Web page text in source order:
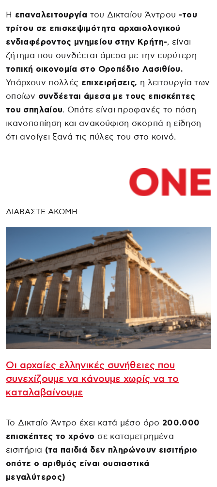
Η επαναλειτουργία του Δικταίου Άντρου -του
τρίτου σε επισκεψιμότητα αρχαιολογικού
ενδιαφέροντος μνημείου στην Κρήτη-, είναι
ζήτημα που συνδέεται άμεσα με την ευρύτερη
τοπική οικονομία στο Οροπέδιο Λασιθίου.
Υπάρχουν πολλές επιχειρήσεις, η λειτουργία των
οποίων συνδέεται άμεσα με τους επισκέπτες
του σπηλαίου. Οπότε είναι προφανές το πόση
ικανοποπίηση και ανακούφιση σκορπά η είδηση
ότι ανοίγει ξανά τις πύλες του στο κοινό.
ΔΙΑΒΑΣΤΕ ΑΚΟΜΗ
Οι αρχαίες ελληνικές συνήθειες που
συνεχίζουμε να κάνουμε χωρίς να το
καταλαβαίνουμε
Το Δικταίο Άντρο έχει κατά μέσο όρο 200.000
επισκέπτες το χρόνο σε καταμετρημένα
εισιτήρια (τα παιδιά δεν πληρώνουν εισιτήριο
οπότε ο αριθμός είναι ουσιαστικά
μεγαλύτερος)